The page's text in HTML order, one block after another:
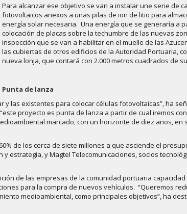
Para alcanzar ese objetivo se van a instalar une serie de
fotovoltaicos anexos a unas pilas de ion de litio para
energía solar necesaria. Una energía que se generaría a
colocación de placas sobre la techumbre de las nuevas
inspección que se van a habilitar en el muelle de las
las cubiertas de otros edificios de la Autoridad Portuaria,
nueva lonja, que contará con 2.000 metros cuadrados de
Punta de lanza
las existentes para colocar células fotovoltaicas”, ha
proyecto es punta de lanza a partir de cual iremos
marcado, con un horizonte de diez años, en
de los cerca de siete millones a que asciende el
estrategia, y Magtel Telecomunicaciones, socios
de las empresas de la comunidad portuaria capacidad
para la compra de nuevos vehículos. “Queremos
medioambiental, como principales objetivos”, ha